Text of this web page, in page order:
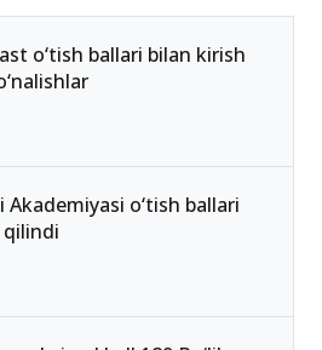
o‘tish ballari bilan kirish
o‘tish ballari
qilindi